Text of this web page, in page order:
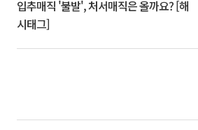
입추매직 '불발', 처서매직은 올까요? [해
시태그]